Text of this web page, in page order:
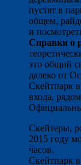
пустят в
общем,
и
Справки о
это общий
далеко от
Скейтпарк
входа,
Скейтеры,
2015 году
часов.
Скейтпарк